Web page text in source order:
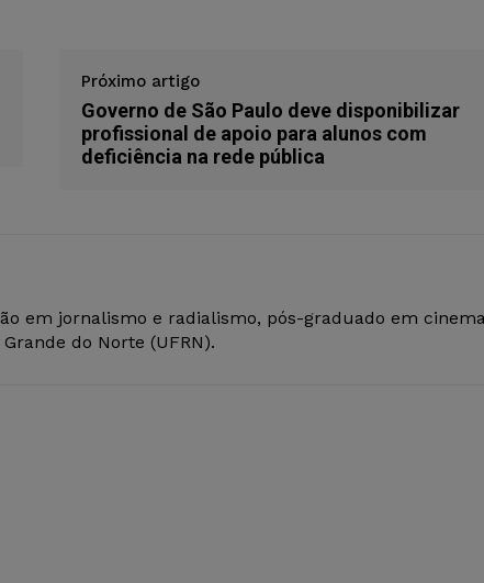
Próximo artigo
Governo de São Paulo deve disponibilizar
profissional de apoio para alunos com
deficiência na rede pública
em jornalismo e radialismo, pós-graduado em
do Norte (UFRN).